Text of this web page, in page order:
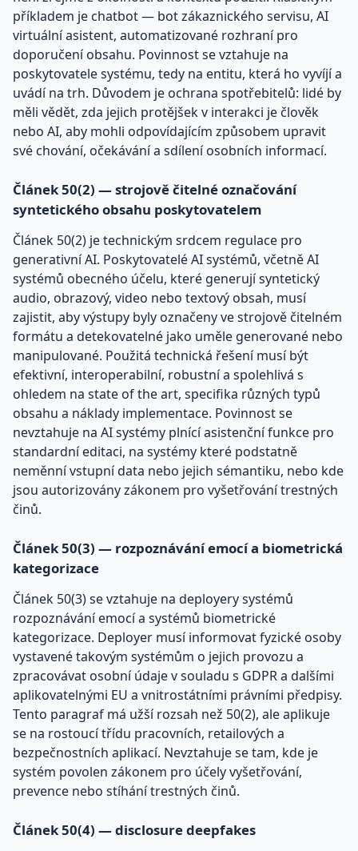
příkladem je chatbot — bot zákaznického servisu, AI
virtuální asistent, automatizované rozhraní pro
doporučení obsahu. Povinnost se vztahuje na
poskytovatele systému, tedy na entitu, která ho vyvíjí a
uvádí na trh. Důvodem je ochrana spotřebitelů: lidé by
měli vědět, zda jejich protějšek v interakci je člověk
nebo AI, aby mohli odpovídajícím způsobem upravit
své chování, očekávání a sdílení osobních informací.
Článek 50(2) — strojově čitelné označování
syntetického obsahu poskytovatelem
Článek 50(2) je technickým srdcem regulace pro
generativní AI. Poskytovatelé AI systémů, včetně AI
systémů obecného účelu, které generují syntetický
audio, obrazový, video nebo textový obsah, musí
zajistit, aby výstupy byly označeny ve strojově čitelném
formátu a detekovatelné jako uměle generované nebo
manipulované. Použitá technická řešení musí být
efektivní, interoperabilní, robustní a spolehlivá s
ohledem na state of the art, specifika různých typů
obsahu a náklady implementace. Povinnost se
nevztahuje na AI systémy plnící asistenční funkce pro
standardní editaci, na systémy které podstatně
neměnní vstupní data nebo jejich sémantiku, nebo kde
jsou autorizovány zákonem pro vyšetřování trestných
činů.
Článek 50(3) — rozpoznávání emocí a biometrická
kategorizace
Článek 50(3) se vztahuje na deployery systémů
rozpoznávání emocí a systémů biometrické
kategorizace. Deployer musí informovat fyzické osoby
vystavené takovým systémům o jejich provozu a
zpracovávat osobní údaje v souladu s GDPR a dalšími
aplikovatelnými EU a vnitrostátními právními předpisy.
Tento paragraf má užší rozsah než 50(2), ale aplikuje
se na rostoucí třídu pracovních, retailových a
bezpečnostních aplikací. Nevztahuje se tam, kde je
systém povolen zákonem pro účely vyšetřování,
prevence nebo stíhání trestných činů.
Článek 50(4) — disclosure deepfakes